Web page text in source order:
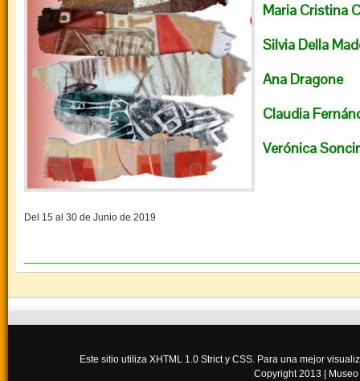
Maria Cristina
Silvia Della
Ana Dragone
Claudia
Verónica
Del 15 al 30 de Junio de 2019
Este sitio utiliza XHTML 1.0 Strict y CSS. Para una mejor
Copyright 2013 |